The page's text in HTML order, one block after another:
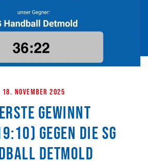
18. November 2025
gewinnt
gegen die SG
Detmold